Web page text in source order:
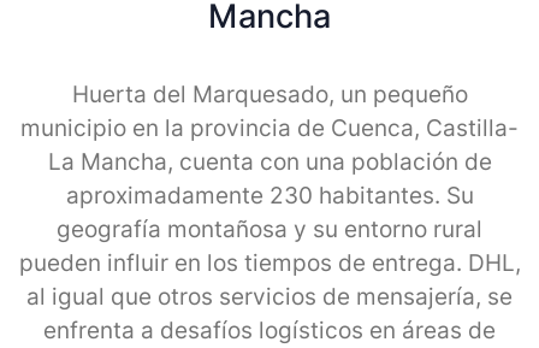
Mancha
Huerta del Marquesado, un pequeño
municipio en la provincia de Cuenca, Castilla-
La Mancha, cuenta con una población de
aproximadamente 230 habitantes. Su
geografía montañosa y su entorno rural
pueden influir en los tiempos de entrega. DHL,
al igual que otros servicios de mensajería, se
enfrenta a desafíos logísticos en áreas de